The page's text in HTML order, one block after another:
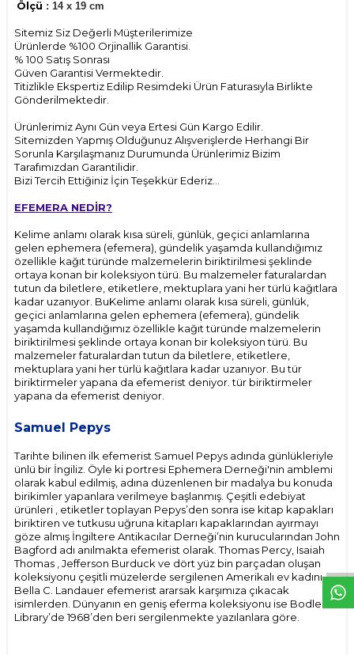
W
h
t
s
p
p
D
e
s
e
H
a
t
t
Ölçü : 14 x 19 cm
Sitemiz Siz Değerli Müşterilerimize
Ürünlerde %100 Orjinallik Garantisi.
% 100 Satış Sonrası
Güven Garantisi Vermektedir.
Titizlikle Ekspertiz Edilip Resimdeki Ürün Faturasıyla Birlikte
Gönderilmektedir.
Ürünlerimiz Aynı Gün veya Ertesi Gün Kargo Edilir.
Sitemizden Yapmış Olduğunuz Alışverişlerde Herhangi Bir
Sorunla Karşılaşmanız Durumunda Ürünlerimiz Bizim
Tarafımızdan Garantilidir.
Bizi Tercih Ettiğiniz İçin Teşekkür Ederiz...
EFEMERA NEDİR?
Kelime anlamı olarak kısa süreli, günlük, geçici anlamlarına
gelen ephemera (efemera), gündelik yaşamda kullandığımız
özellikle kağıt türünde malzemelerin biriktirilmesi şeklinde
ortaya konan bir koleksiyon türü. Bu malzemeler faturalardan
tutun da biletlere, etiketlere, mektuplara yani her türlü kağıtlara
kadar uzanıyor. BuKelime anlamı olarak kısa süreli, günlük,
geçici anlamlarına gelen ephemera (efemera), gündelik
yaşamda kullandığımız özellikle kağıt türünde malzemelerin
biriktirilmesi şeklinde ortaya konan bir koleksiyon türü. Bu
malzemeler faturalardan tutun da biletlere, etiketlere,
mektuplara yani her türlü kağıtlara kadar uzanıyor. Bu tür
biriktirmeler yapana da efemerist deniyor. tür biriktirmeler
yapana da efemerist deniyor.
Samuel Pepys
Tarihte bilinen ilk efemerist Samuel Pepys adında günlükleriyle
ünlü bir İngiliz. Öyle ki portresi Ephemera Derneği'nin amblemi
olarak kabul edilmiş, adına düzenlenen bir madalya bu konuda
birikimler yapanlara verilmeye başlanmış. Çeşitli edebiyat
ürünleri , etiketler toplayan Pepys’den sonra ise kitap kapakları
biriktiren ve tutkusu uğruna kitapları kapaklarından ayırmayı
göze almış İngiltere Antikacılar Derneği’nin kurucularından John
Bagford adı anılmakta efemerist olarak. Thomas Percy, Isaiah
Thomas , Jefferson Burduck ve dört yüz bin parçadan oluşan
koleksiyonu çeşitli müzelerde sergilenen Amerikalı ev kadını
Bella C. Landauer efemerist ararsak karşımıza çıkacak
isimlerden. Dünyanın en geniş eferma koleksiyonu ise Bodleian
Library’de 1968’den beri sergilenmekte yazılanlara göre.